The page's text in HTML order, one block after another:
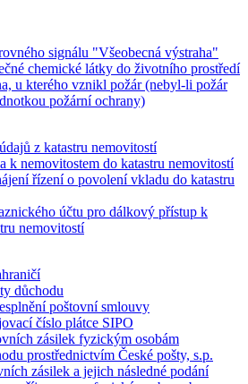
signálu "Všeobecná výstraha"
chemické látky do životního prostředí
u kterého vznikl požár (nebyl-li požár
požární ochrany)
z katastru nemovitostí
k nemovitostem do katastru nemovitostí
řízení o povolení vkladu do katastru
účtu pro dálkový přístup k
nemovitostí
důchodu
poštovní smlouvy
číslo plátce SIPO
zásilek fyzickým osobám
prostřednictvím České pošty, s.p.
zásilek a jejich následné podání